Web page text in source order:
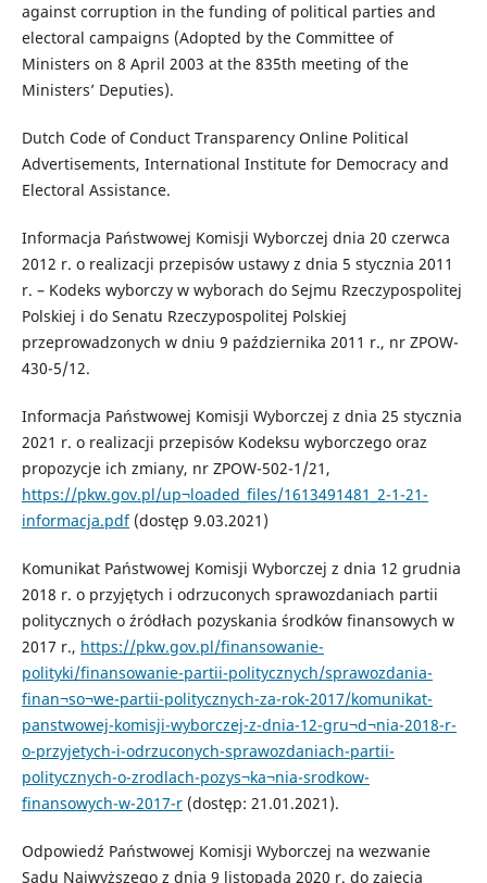
against corruption in the funding of political parties and
electoral campaigns (Adopted by the Committee of
Ministers on 8 April 2003 at the 835th meeting of the
Ministers’ Deputies).
Dutch Code of Conduct Transparency Online Political
Advertisements, International Institute for Democracy and
Electoral Assistance.
Informacja Państwowej Komisji Wyborczej dnia 20 czerwca
2012 r. o realizacji przepisów ustawy z dnia 5 stycznia 2011
r. – Kodeks wyborczy w wyborach do Sejmu Rzeczypospolitej
Polskiej i do Senatu Rzeczypospolitej Polskiej
przeprowadzonych w dniu 9 października 2011 r., nr ZPOW-
430-5/12.
Informacja Państwowej Komisji Wyborczej z dnia 25 stycznia
2021 r. o realizacji przepisów Kodeksu wyborczego oraz
propozycje ich zmiany, nr ZPOW-502-1/21,
https://pkw.gov.pl/up¬loaded_files/1613491481_2-1-21-
informacja.pdf(dostęp 9.03.2021)
Komunikat Państwowej Komisji Wyborczej z dnia 12 grudnia
2018 r. o przyjętych i odrzuconych sprawozdaniach partii
politycznych o źródłach pozyskania środków finansowych w
2017 r., https://pkw.gov.pl/finansowanie-
polityki/finansowanie-partii-politycznych/sprawozdania-
finan¬so¬we-partii-politycznych-za-rok-2017/komunikat-
panstwowej-komisji-wyborczej-z-dnia-12-gru¬d¬nia-2018-r-
o-przyjetych-i-odrzuconych-sprawozdaniach-partii-
politycznych-o-zrodlach-pozys¬ka¬nia-srodkow-
finansowych-w-2017-r(dostęp: 21.01.2021).
Odpowiedź Państwowej Komisji Wyborczej na wezwanie
Sądu Najwyższego z dnia 9 listopada 2020 r. do zajęcia